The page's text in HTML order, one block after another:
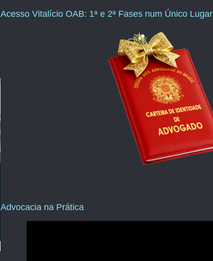
Acesso Vitalício OAB: 1ª e 2ª Fases num Único Lugar
Advocacia na Prática